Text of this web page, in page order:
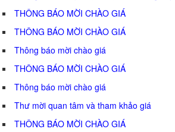
THÔNG BÁO MỜI CHÀO GIÁ
THÔNG BÁO MỜI CHÀO GIÁ
Thông báo mời chào giá
THÔNG BÁO MỜI CHÀO GIÁ
Thông báo mời chào giá
Thư mời quan tâm và tham khảo giá
THÔNG BÁO MỜI CHÀO GIÁ